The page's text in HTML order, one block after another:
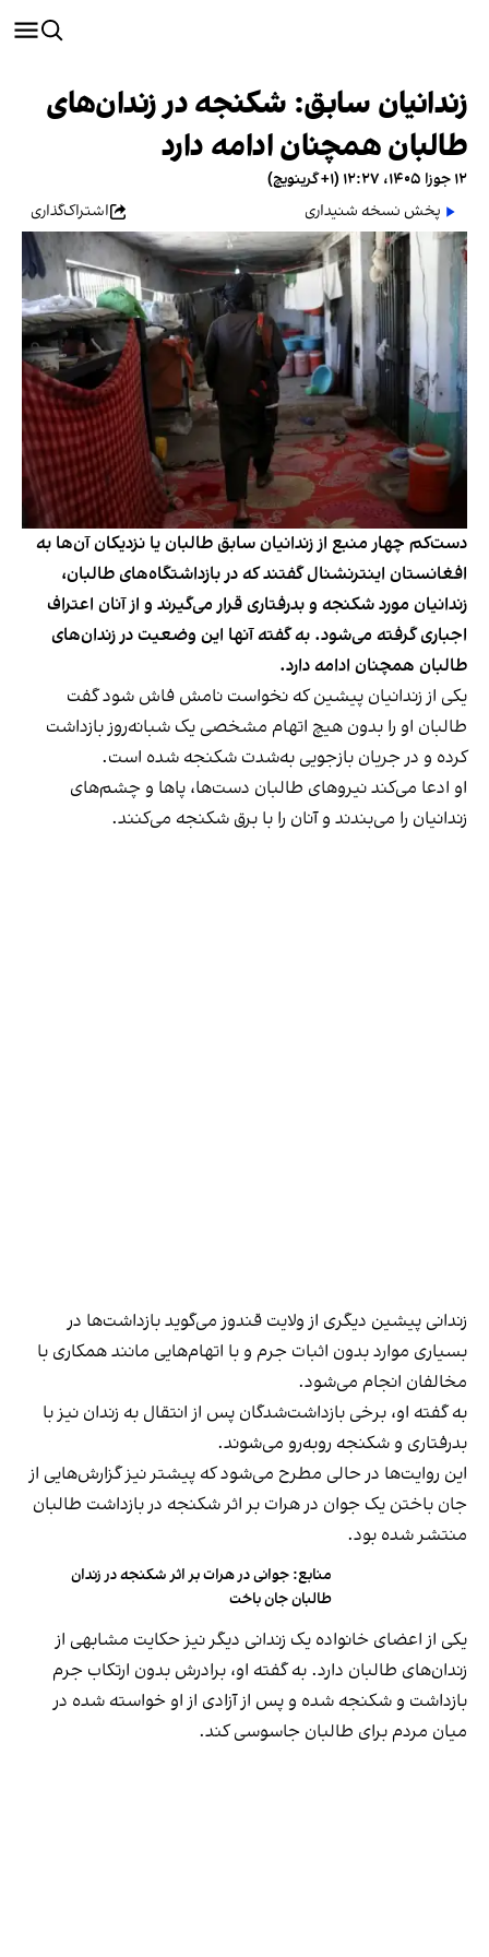
زندانیان سابق: شکنجه در زندان‌های
طالبان همچنان ادامه دارد
۱۲ جوزا ۱۴۰۵، ۱۲:۲۷ (‎+۱ گرینویچ)
پخش نسخه شنیداری
اشتراک‌گذاری
دست‌کم چهار منبع از زندانیان سابق طالبان یا نزدیکان آن‌ها به
افغانستان اینترنشنال گفتند که در بازداشتگاه‌های طالبان،
زندانیان مورد شکنجه و بدرفتاری قرار می‌گیرند و از آنان اعتراف
اجباری گرفته می‌شود. به گفته آنها این وضعیت در زندان‌های
طالبان همچنان ادامه دارد.
یکی از زندانیان پیشین که نخواست نامش فاش شود گفت
طالبان او را بدون هیچ اتهام مشخصی یک شبانه‌روز بازداشت
کرده و در جریان بازجویی به‌شدت شکنجه شده است.
او ادعا می‌کند نیروهای طالبان دست‌ها، پاها و چشم‌های
زندانیان را می‌بندند و آنان را با برق شکنجه می‌کنند.
زندانی پیشین دیگری از ولایت قندوز می‌گوید بازداشت‌ها در
بسیاری موارد بدون اثبات جرم و با اتهام‌هایی مانند همکاری با
مخالفان انجام می‌شود.
به گفته او، برخی بازداشت‌شدگان پس از انتقال به زندان نیز با
بدرفتاری و شکنجه روبه‌رو می‌شوند.
این روایت‌ها در حالی مطرح می‌شود که پیشتر نیز گزارش‌هایی از
جان ‌باختن یک جوان در هرات بر اثر شکنجه در بازداشت طالبان
منتشر شده بود.
منابع: جوانی در هرات بر اثر شکنجه در زندان
طالبان جان باخت
یکی از اعضای خانواده یک زندانی دیگر نیز حکایت مشابهی از
زندان‌های طالبان دارد. به گفته او، برادرش بدون ارتکاب جرم
بازداشت و شکنجه شده و پس از آزادی از او خواسته شده در
میان مردم برای طالبان جاسوسی کند.